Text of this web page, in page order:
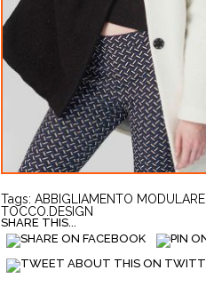
Tags: ABBIGLIAMENTO MODULARE,
TOCCO.DESIGN
SHARE THIS...